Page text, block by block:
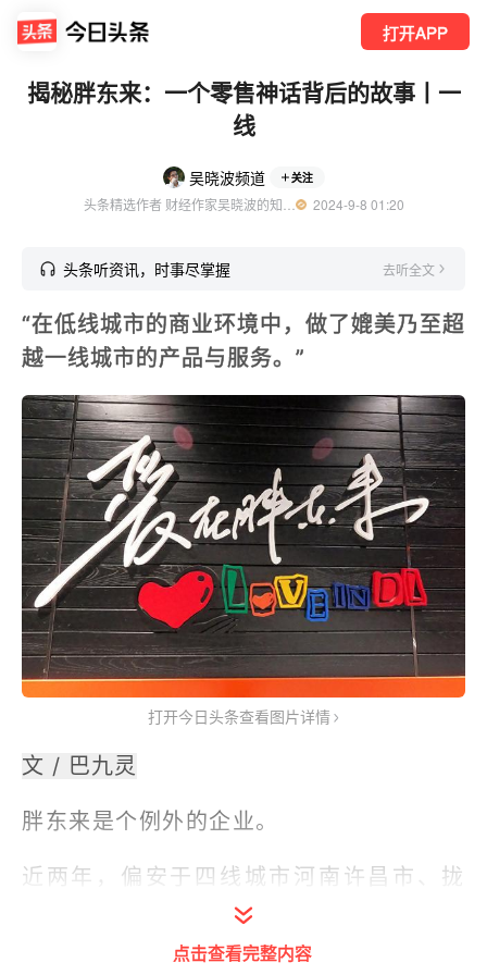
打开APP
揭秘胖东来：一个零售神话背后的故事丨一
线
吴晓波频道 关注
  2024-9-8 01:20
头条听资讯，时事尽掌握 去听全文
“在低线城市的商业环境中，做了媲美乃至超
越一线城市的产品与服务。”
打开今日头条查看图片详情
文 / 巴九灵
胖东来是个例外的企业。
近两年，偏安于四线城市河南许昌市、拢
共13个店的连锁超市品牌胖东来，获得了
与之商业实力未必完全匹配的关注度与能
点击查看完整内容